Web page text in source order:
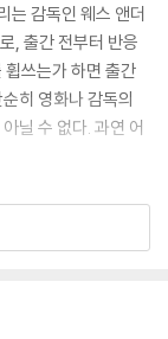
있다. 그러나 우리
를 완전히 치렀다.’
게 만든다. 늙은 작
호텔 과 비슷한 장식
으로 바뀐다. “매
다시 묘지에 있는
는 감독인 웨스 앤더
, 출간 전부터 반응
휩쓰는가 하면 출간
히 영화나 감독의
닐 수 없다. 과연 어
은 익숙한 장소지